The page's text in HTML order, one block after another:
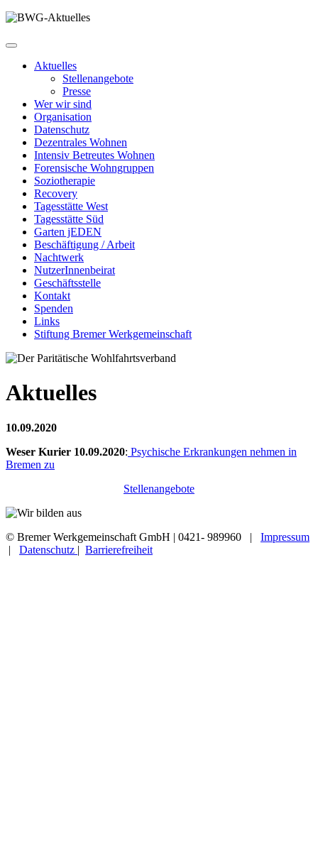
Aktuelles
Stellenangebote
Presse
Wer wir sind
Organisation
Datenschutz
Dezentrales Wohnen
Intensiv Betreutes Wohnen
Forensische Wohngruppen
Soziotherapie
Recovery
Tagesstätte West
Tagesstätte Süd
Garten jEDEN
Beschäftigung / Arbeit
Nachtwerk
NutzerInnenbeirat
Geschäftsstelle
Kontakt
Spenden
Links
Stiftung Bremer Werkgemeinschaft
Aktuelles
10.09.2020
Weser Kurier 10.09.2020: Psychische Erkrankungen nehmen in
Bremen zu
Stellenangebote
© Bremer Werkgemeinschaft GmbH | 0421- 989960 | Impressum
| Datenschutz | Barrierefreiheit